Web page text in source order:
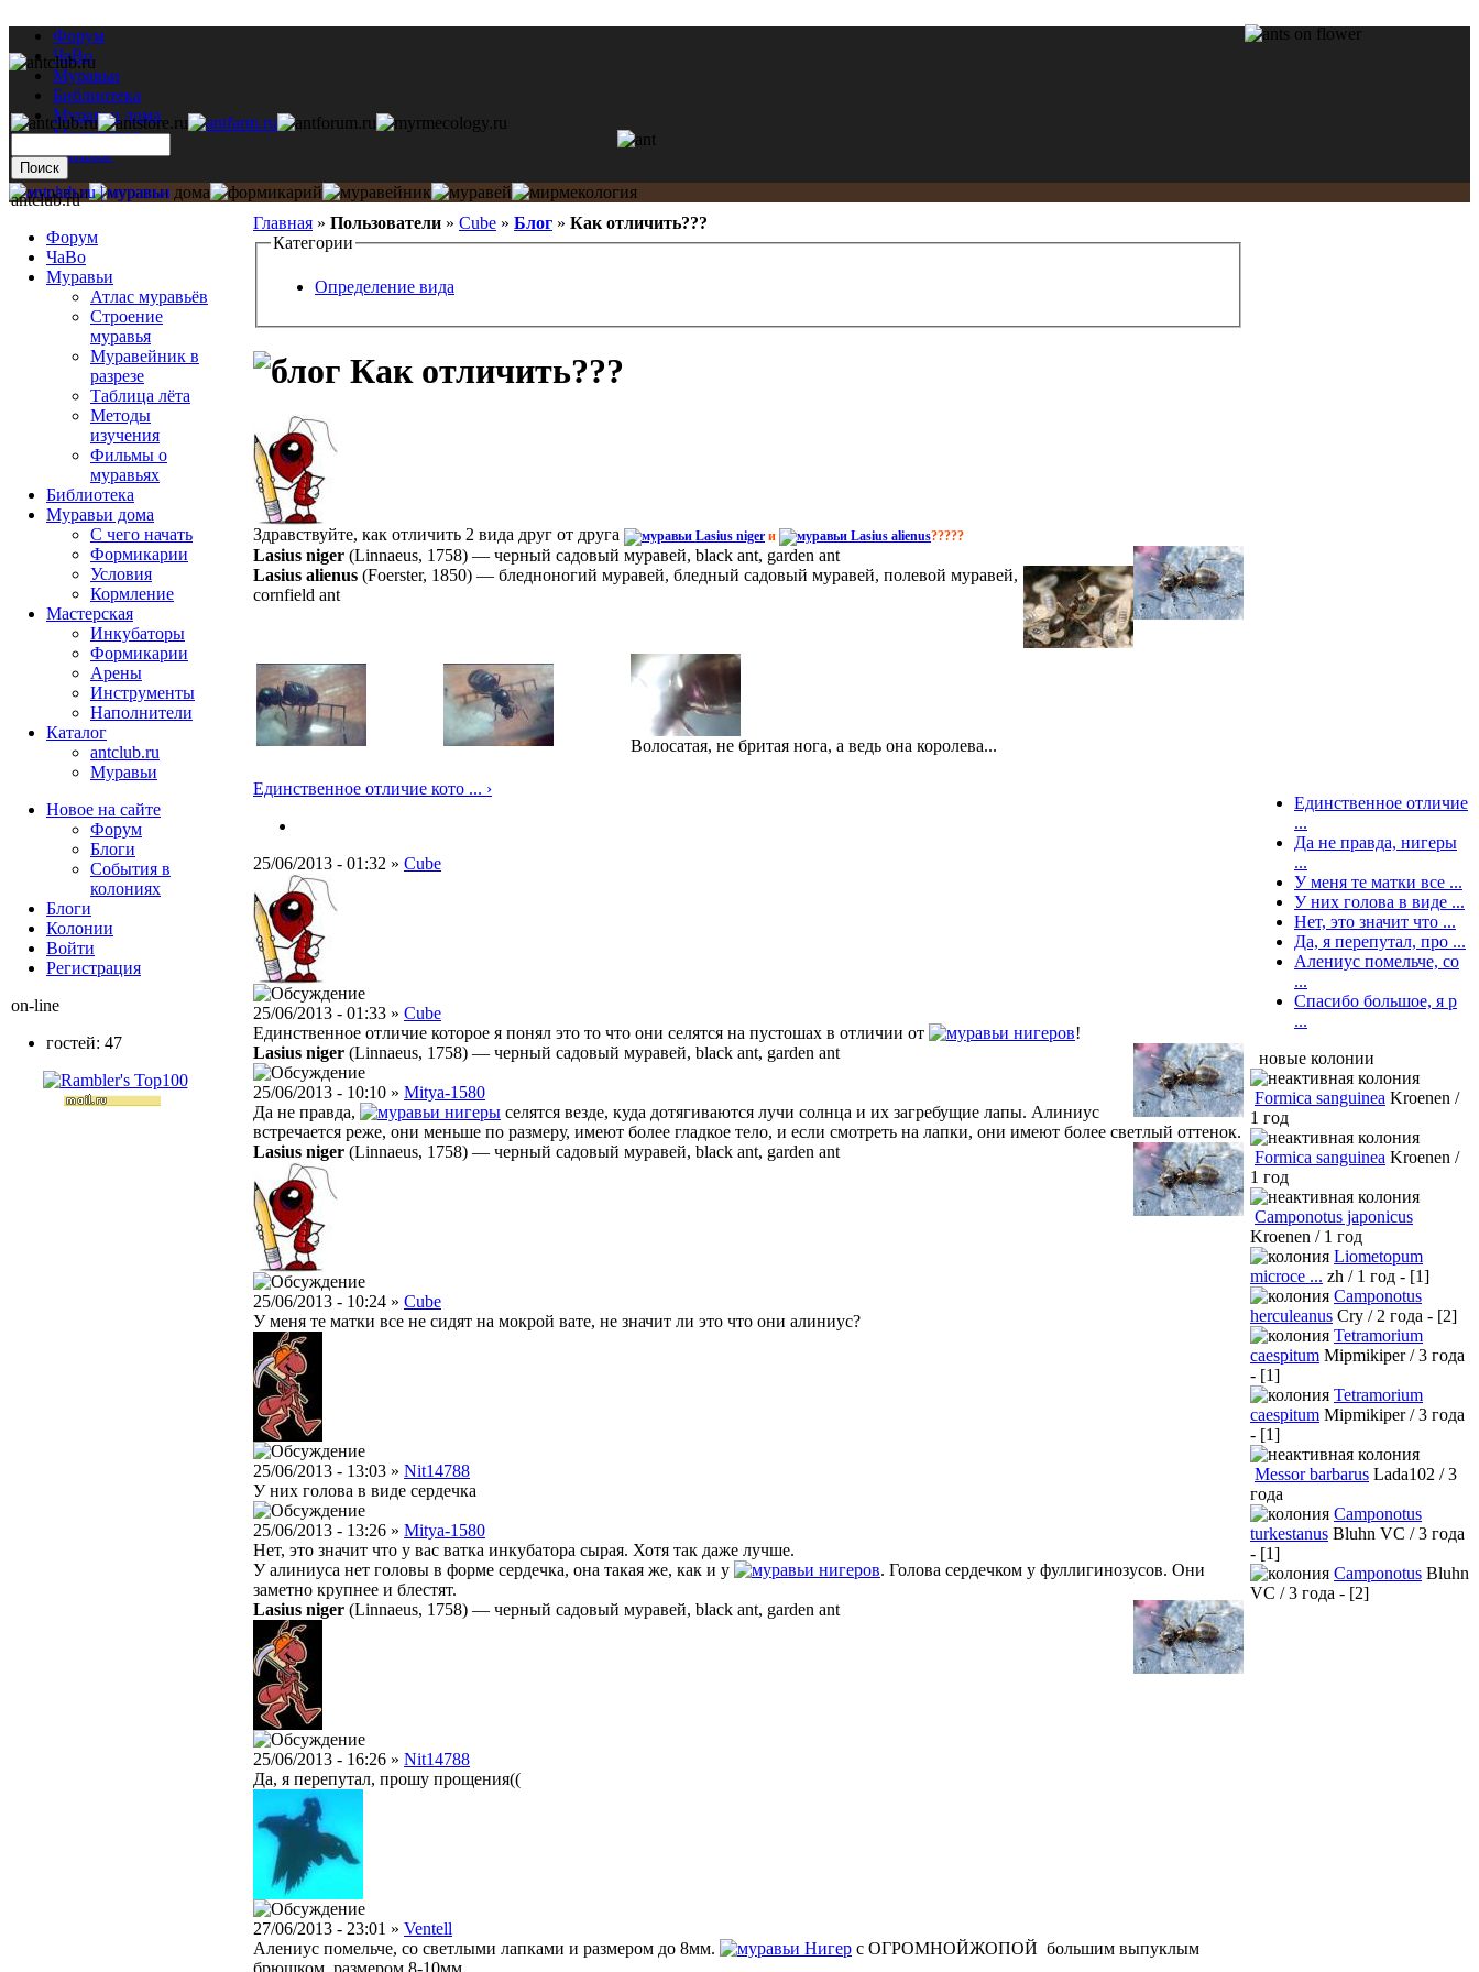
Форум
ЧаВо
Муравьи
Библиотека
Муравьи дома
Мастерская
Каталог
Главная » Пользователи » Cube » Блог » Как отличить???
Категории
Определение вида
Как отличить???
Здравствуйте, как отличить 2 вида друг от друга Lasius niger и Lasius alienus?????
Lasius niger (Linnaeus, 1758) — черный садовый муравей, black ant, garden ant
Lasius alienus (Foerster, 1850) — бледноногий муравей, бледный садовый муравей, полевой муравей,
cornfield ant
Волосатая, не бритая нога, а ведь она королева...
Единственное отличие кото ... ›
25/06/2013 - 01:32 » Cube
25/06/2013 - 01:33 » Cube
Единственное отличие которое я понял это то что они селятся на пустошах в отличии от
нигеров!
Lasius niger (Linnaeus, 1758) — черный садовый муравей, black ant, garden ant
25/06/2013 - 10:10 » Mitya-1580
Да не правда,
нигеры селятся везде, куда дотягиваются лучи солнца и их загребущие лапы. Алиниус
встречается реже, они меньше по размеру, имеют более гладкое тело, и если смотреть на лапки, они имеют более светлый оттенок.
Lasius niger (Linnaeus, 1758) — черный садовый муравей, black ant, garden ant
25/06/2013 - 10:24 » Cube
У меня те матки все не сидят на мокрой вате, не значит ли это что они алиниус?
25/06/2013 - 13:03 » Nit14788
У них голова в виде сердечка
25/06/2013 - 13:26 » Mitya-1580
Нет, это значит что у вас ватка инкубатора сырая. Хотя так даже лучше.
У алиниуса нет головы в форме сердечка, она такая же, как и у
нигеров. Голова сердечком у фуллигинозусов. Они
заметно крупнее и блестят.
Lasius niger (Linnaeus, 1758) — черный садовый муравей, black ant, garden ant
25/06/2013 - 16:26 » Nit14788
Да, я перепутал, прошу прощения((
27/06/2013 - 23:01 » Ventell
Алениус помельче, со светлыми лапками и размером до 8мм.
Нигер с ОГРОМНОЙЖОПОЙ большим выпуклым
antclub.ru
Форум
ЧаВо
Муравьи
Атлас муравьёв
Строение
муравья
Муравейник в
разрезе
Таблица лёта
Методы
изучения
Фильмы о
муравьях
Библиотека
Муравьи дома
С чего начать
Формикарии
Условия
Кормление
Мастерская
Инкубаторы
Формикарии
Арены
Инструменты
Наполнители
Каталог
antclub.ru
Муравьи
Новое на сайте
Форум
Блоги
События в
колониях
Блоги
Колонии
Войти
Peгиcтpaция
on-line
гостей: 47
Единственное отличие
...
Да не правда, нигеры
...
У меня те матки все ...
У них голова в виде ...
Нет, это значит что ...
Да, я перепутал, про ...
Алениус помельче, со
...
Спасибо большое, я р
...
новые колонии
Formica sanguinea Kroenen /
1 год
Formica sanguinea Kroenen /
1 год
Camponotus japonicus
Kroenen / 1 год
Liometopum
microce ... zh / 1 год - [1]
Camponotus
herculeanus Cry / 2 года - [2]
Tetramorium
caespitum Mipmikiper / 3 года
- [1]
Tetramorium
caespitum Mipmikiper / 3 года
- [1]
Messor barbarus Lada102 / 3
года
Camponotus
turkestanus Bluhn VC / 3 года
- [1]
Camponotus Bluhn
VC / 3 года - [2]